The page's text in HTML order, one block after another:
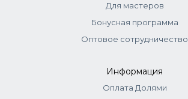
Для мастеров
Бонусная программа
Оптовое сотрудничество
Информация
Оплата Долями